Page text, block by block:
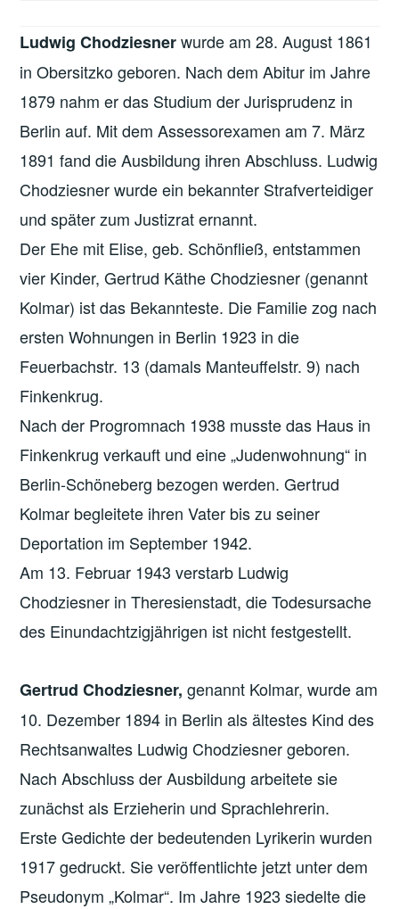
Ludwig Chodziesnerwurde am 28. August 1861
in Obersitzko geboren. Nach dem Abitur im Jahre
1879 nahm er das Studium der Jurisprudenz in
Berlin auf. Mit dem Assessorexamen am 7. März
1891 fand die Ausbildung ihren Abschluss. Ludwig
Chodziesner wurde ein bekannter Strafverteidiger
und später zum Justizrat ernannt.
Der Ehe mit Elise, geb. Schönfließ, entstammen
vier Kinder, Gertrud Käthe Chodziesner (genannt
Kolmar) ist das Bekannteste. Die Familie zog nach
ersten Wohnungen in Berlin 1923 in die
Feuerbachstr. 13 (damals Manteuffelstr. 9) nach
Finkenkrug.
Nach der Progromnach 1938 musste das Haus in
Finkenkrug verkauft und eine „Judenwohnung“ in
Berlin-Schöneberg bezogen werden. Gertrud
Kolmar begleitete ihren Vater bis zu seiner
Deportation im September 1942.
Am 13. Februar 1943 verstarb Ludwig
Chodziesner in Theresienstadt, die Todesursache
des Einundachtzigjährigen ist nicht festgestellt.
Gertrud Chodziesner, genannt Kolmar, wurde am
10. Dezember 1894 in Berlin als ältestes Kind des
Rechtsanwaltes Ludwig Chodziesner geboren.
Nach Abschluss der Ausbildung arbeitete sie
zunächst als Erzieherin und Sprachlehrerin.
Erste Gedichte der bedeutenden Lyrikerin wurden
1917 gedruckt. Sie veröffentlichte jetzt unter dem
Pseudonym „Kolmar“. Im Jahre 1923 siedelte die